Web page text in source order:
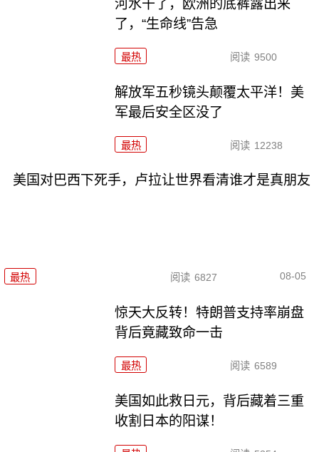
河水干了，欧洲的底裤露出来
了，“生命线”告急
最热 阅读 9500
解放军五秒镜头颠覆太平洋！美
军最后安全区没了
最热 阅读 12238
美国对巴西下死手，卢拉让世界看清谁才是真朋友
最热 阅读 6827 08-05
惊天大反转！特朗普支持率崩盘
背后竟藏致命一击
最热 阅读 6589
美国如此救日元，背后藏着三重
收割日本的阳谋！